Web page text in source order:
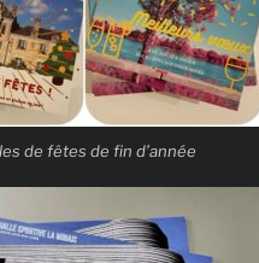
de fêtes de fin d’année